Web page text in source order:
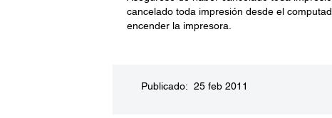
cancelado toda impresión desde el
encender la impresora.
Publicado: 25 feb 2011